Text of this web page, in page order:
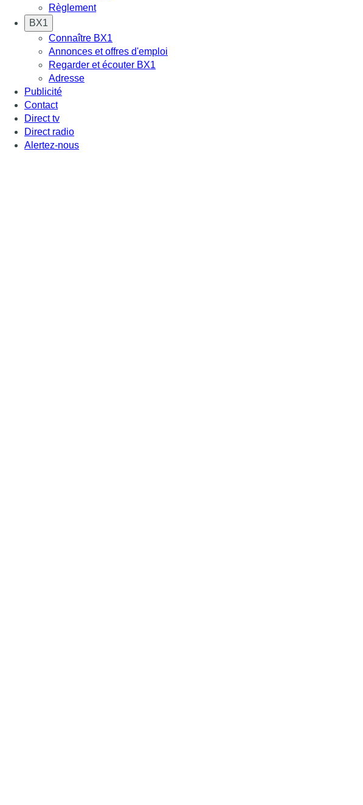
Règlement
BX1
Connaître BX1
Annonces et offres d'emploi
Regarder et écouter BX1
Adresse
Publicité
Contact
Direct tv
Direct radio
Alertez-nous